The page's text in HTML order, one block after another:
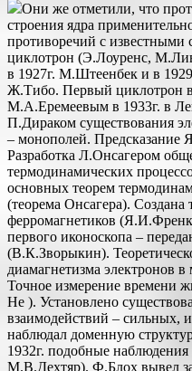
Они же отметили, что
строения ядра
противоречий с известными
циклотрон (Э.Лоуренс,
в 1927г. М.Штеенбек и в
Ж.Тибо. Первый циклотрон
М.А.Еремеевым в 1933г. в
П.Дираком существования
– монополей. Предсказание
Разработка Л.Онсагером
термодинамических
основных теорем
(теорема Онсагера). Создана
ферромагнетиков
первого иконоскопа –
(В.К.Зворыкин).
диамагнетизма электронов
Точное измерение времени
Не ). Установлено
взаимодействий – сильных,
наблюдал доменную
1932г. подобные
М.В.Дехтяр). Ф.Блох вывел